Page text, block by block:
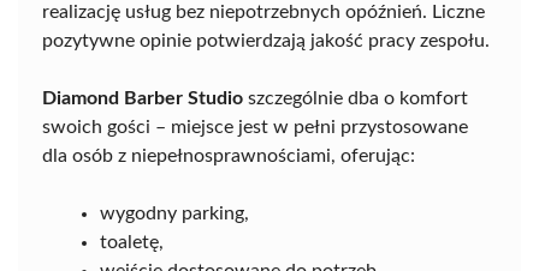
realizację usług bez niepotrzebnych opóźnień. Liczne
pozytywne opinie potwierdzają jakość pracy zespołu.
Diamond Barber Studio szczególnie dba o komfort
swoich gości – miejsce jest w pełni przystosowane
dla osób z niepełnosprawnościami, oferując:
wygodny parking,
toaletę,